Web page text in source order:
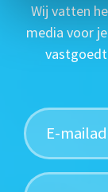
Wij vatten
media voor